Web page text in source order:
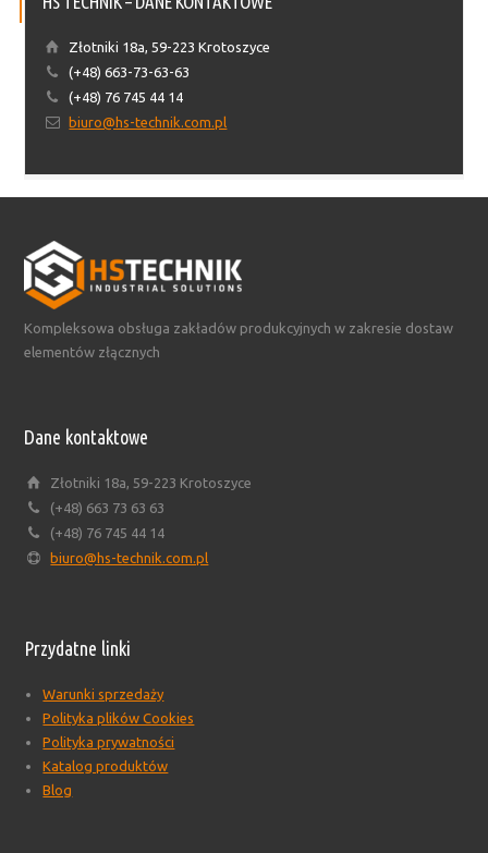
Złotniki 18a, 59-223 Krotoszyce
(+48) 663-73-63-63
(+48) 76 745 44 14
biuro@hs-technik.com.pl
Kompleksowa obsługa zakładów produkcyjnych w zakresie dostaw
elementów złącznych
Dane kontaktowe
Złotniki 18a, 59-223 Krotoszyce
(+48) 663 73 63 63
(+48) 76 745 44 14
biuro@hs-technik.com.pl
Przydatne linki
Warunki sprzedaży
Polityka plików Cookies
Polityka prywatności
Katalog produktów
Blog